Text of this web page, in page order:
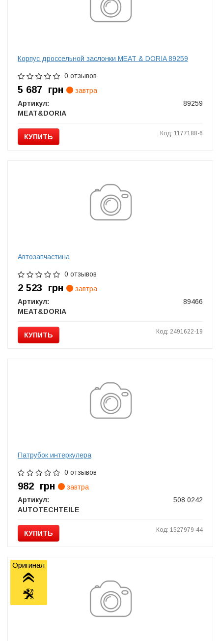
Корпус дроссельной заслонки MEAT & DORIA 89259
0 отзывов
5 687 грн
завтра
Артикул:
89259
MEAT&DORIA
КУПИТЬ Код: 1177188-6
Автозапчастина
0 отзывов
2 523 грн
завтра
Артикул:
89466
MEAT&DORIA
КУПИТЬ Код: 2491622-19
Патрубок интеркулера
0 отзывов
982 грн
завтра
Артикул:
508 0242
AUTOTECHTEILE
КУПИТЬ Код: 1527979-44
Оригинал